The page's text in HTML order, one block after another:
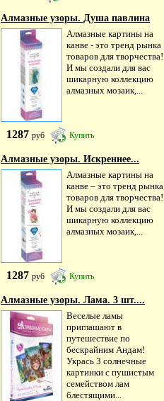
Алмазные узоры. Душа павлина
Алмазные картины на
канве - это тренд рынка
товаров для творчества!
И мы создали для вас
шикарную коллекцию
алмазных мозаик,...
1287 руб Купить
Алмазные узоры. Искреннее...
Алмазные картины на
канве – это тренд рынка
товаров для творчества!
И мы создали для вас
шикарную коллекцию
алмазных мозаик,...
1287 руб Купить
Алмазные узоры. Лама. 3 шт....
Веселые ламы
приглашают в
путешествие по
бескрайним Андам!
Укрась 3 солнечные
картинки с пушистым
семейством лам
блестящими...